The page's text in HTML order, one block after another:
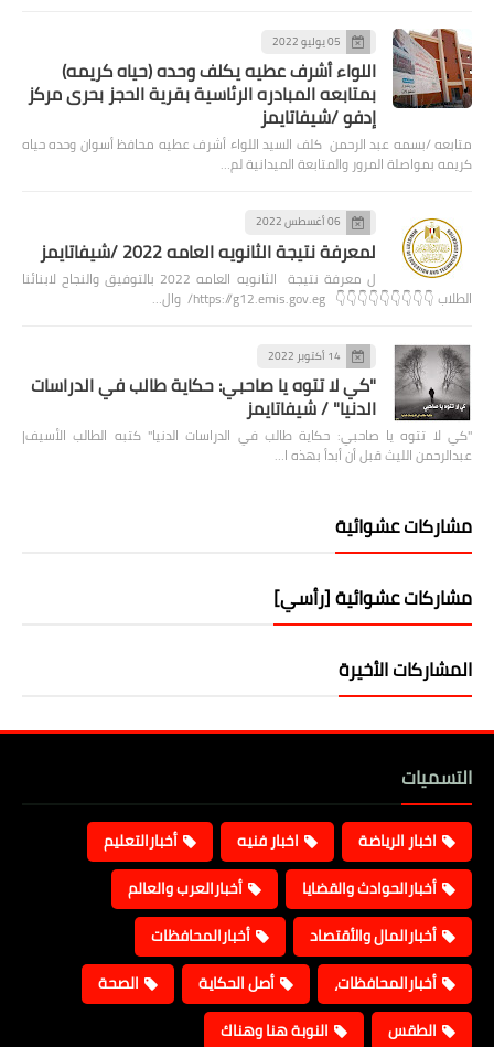
05 يوليو 2022
اللواء أشرف عطيه يكلف وحده (حياه كريمه)
بمتابعه المبادره الرئاسية بقرية الحجز بحرى مركز
إدفو /شيفاتايمز
متابعه /بسمه عبد الرحمن كلف السيد اللواء أشرف عطيه محافظ أسوان وحده حياه
كريمه بمواصلة المرور والمتابعة الميدانية لم…
06 أغسطس 2022
لمعرفة نتيجة الثانويه العامه 2022 /شيفاتايمز
ل معرفة نتيجة الثانويه العامه 2022 بالتوفيق والنجاح لابنائنا
الطلاب 👇👇👇👇👇👇👇👇👇 https://g12.emis.gov.eg/ وال…
14 أكتوبر 2022
"كي لا تتوه يا صاحبي: حكاية طالب في الدراسات
الدنيا" / شيفاتايمز
"كي لا تتوه يا صاحبي: حكاية طالب في الدراسات الدنيا" كتبه الطالب الأسيف|
عبدالرحمن الليث قبل أن أبدأ بهذه ا…
مشاركات عشوائية
مشاركات عشوائية [رأسي]
المشاركات الأخيرة
التسميات
اخبار الرياضة اخبار فنيه
أخبارالتعليم
أخبارالحوادث والقضايا
أخبارالعرب والعالم
أخبارالمال والأقتصاد
أخبارالمحافظات
أخبارالمحافظات،
أصل الحكاية
الصحة
الطقس
النوبة هنا وهناك